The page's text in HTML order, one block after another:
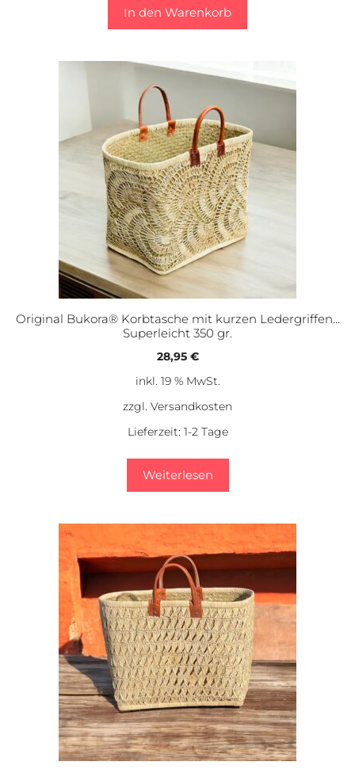
In den Warenkorb
Original Bukora® Korbtasche mit kurzen Ledergriffen…
Superleicht 350 gr.
28,95 €
inkl. 19 % MwSt.
zzgl. Versandkosten
Lieferzeit: 1-2 Tage
Weiterlesen